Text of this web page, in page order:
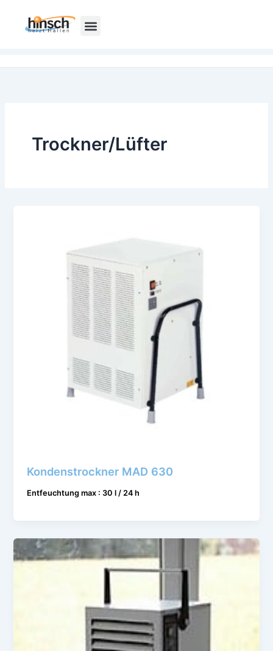
springen
Trockner/Lüfter
Kondenstrockner MAD 630
Entfeuchtung max : 30 l / 24 h